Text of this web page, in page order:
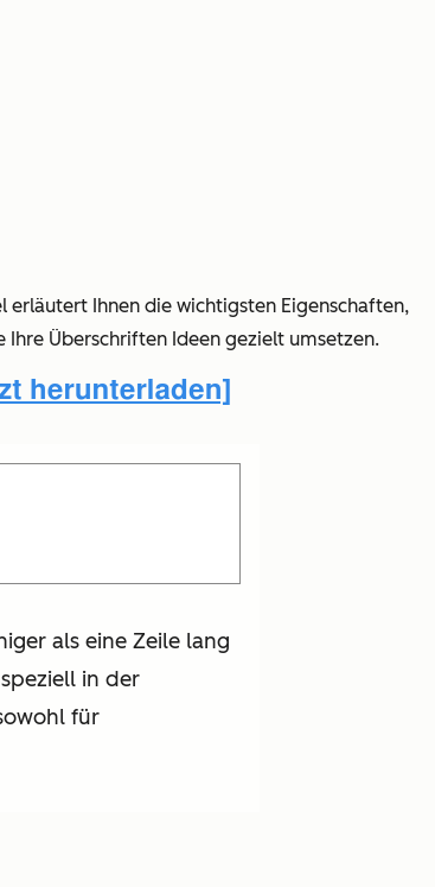
Ihnen die wichtigsten Eigenschaften,
Ihre Überschriften Ideen gezielt umsetzen.
als eine Zeile lang
in der
für